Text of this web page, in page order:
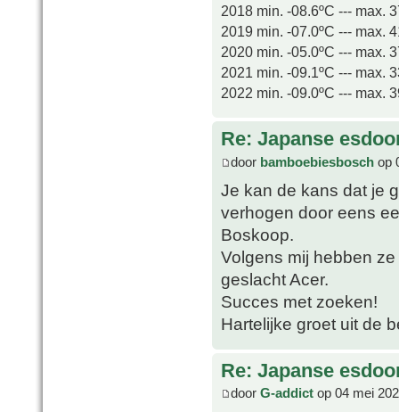
2018 min. -08.6ºC --- max.
2019 min. -07.0ºC --- max.
2020 min. -05.0ºC --- max.
2021 min. -09.1ºC --- max.
2022 min. -09.0ºC --- max.
Re: Japanse
door bamboebiesbosch op
Je kan de kans dat je
verhogen door eens
Boskoop.
Volgens mij hebben
geslacht Acer.
Succes met zoeken!
Hartelijke groet uit de
Re: Japanse
door G-addict op 04 mei